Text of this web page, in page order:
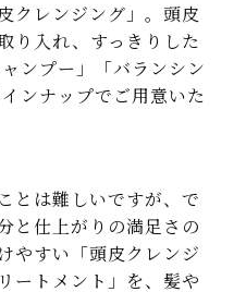
クレンジング」。頭皮
り入れ、すっきりした
ンプー」「バランシン
ンナップでご用意いた
とは難しいですが、で
と仕上がりの満足さの
やすい「頭皮クレンジ
ートメント」を、髪や